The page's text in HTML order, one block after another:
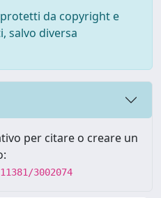
da copyright e
salvo diversa
per citare o creare un
3002074